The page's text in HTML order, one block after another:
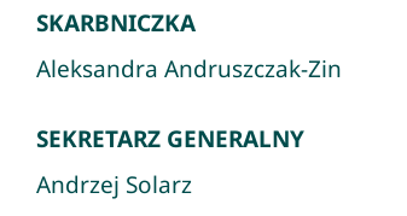
SKARBNICZKA
Aleksandra Andruszczak-Zin
SEKRETARZ GENERALNY
Andrzej Solarz